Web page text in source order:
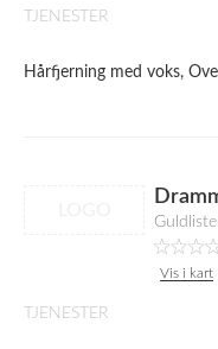
TJENESTER
Hårfjerning med voks,
Vis i kart
TJENESTER